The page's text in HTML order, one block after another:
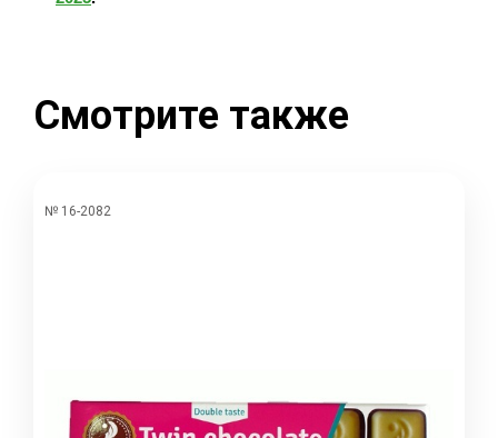
Смотрите также
№ 16-2082